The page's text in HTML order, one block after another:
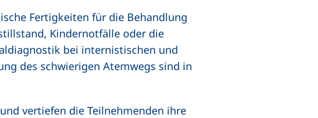
Fertigkeiten für die Behandlung
Kindernotfälle oder die
bei internistischen und
des schwierigen Atemwegs sind in
vertiefen die Teilnehmenden ihre